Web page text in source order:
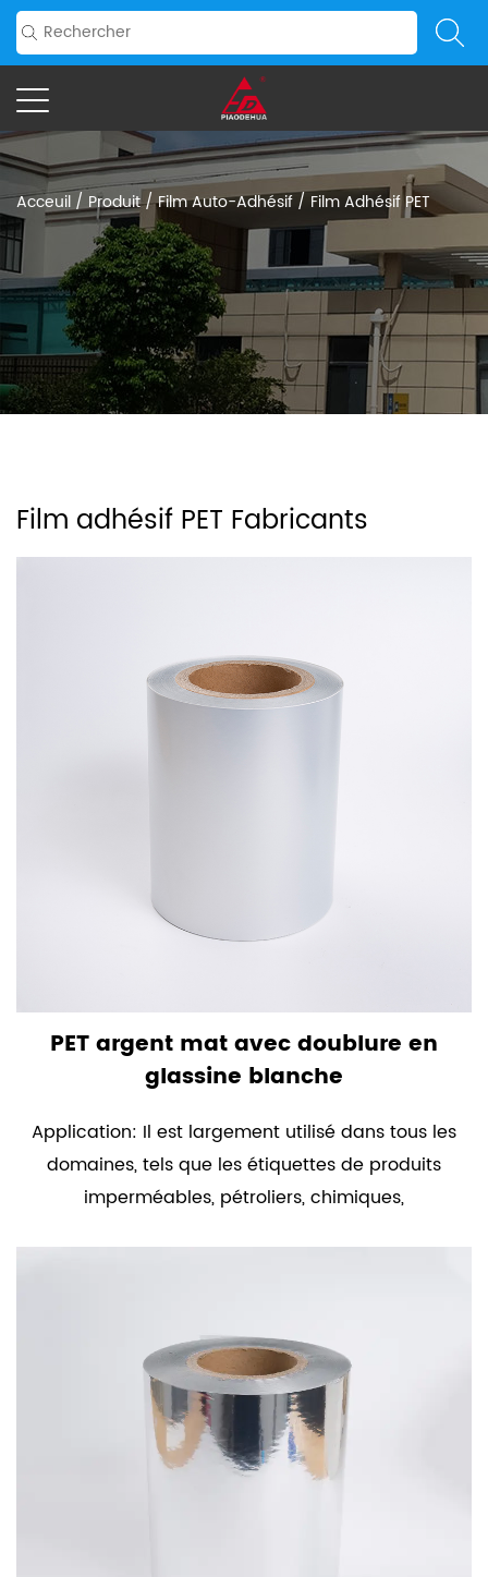
Acceuil /Produit/Film Auto-Adhésif / Film Adhésif PET
Film adhésif PET Fabricants
PET argent mat avec doublure en
glassine blanche
Application: Il est largement utilisé dans tous les
domaines, tels que les étiquettes de produits
imperméables, pétroliers, chimiques,